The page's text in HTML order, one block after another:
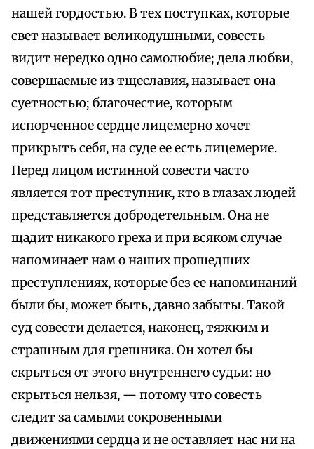
нашей гордостью. В тех поступках, которые
свет называет великодушными, совесть
видит нередко одно самолюбие; дела любви,
совершаемые из тщеславия, называет она
суетностью; благочестие, которым
испорченное сердце лицемерно хочет
прикрыть себя, на суде ее есть лицемерие.
Перед лицом истинной совести часто
является тот преступник, кто в глазах людей
представляется добродетельным. Она не
щадит никакого греха и при всяком случае
напоминает нам о наших прошедших
преступлениях, которые без ее напоминаний
были бы, может быть, давно забыты. Такой
суд совести делается, наконец, тяжким и
страшным для грешника. Он хотел бы
скрыться от этого внутреннего судьи: но
скрыться нельзя, — потому что совесть
следит за самыми сокровенными
движениями сердца и не оставляет нас ни на